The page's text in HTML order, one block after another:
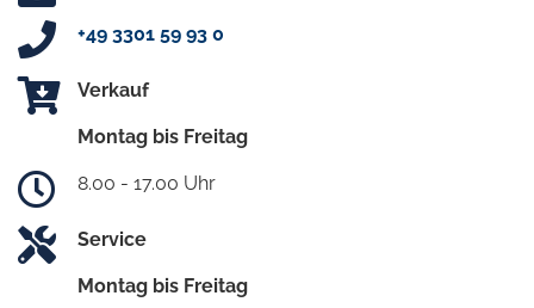
+49 3301 59 93 0
Verkauf
Montag bis Freitag
8.00 - 17.00 Uhr
Service
Montag bis Freitag